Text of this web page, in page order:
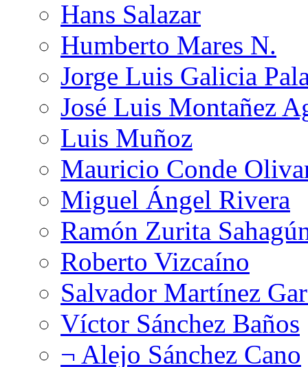
Hans Salazar
Humberto Mares N.
Jorge Luis Galicia
José Luis Montañez
Luis Muñoz
Mauricio Conde
Miguel Ángel Rivera
Ramón Zurita
Roberto Vizcaíno
Salvador Martínez
Víctor Sánchez Baños
¬ Alejo Sánchez Cano